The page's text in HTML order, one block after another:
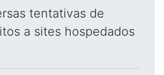
tentativas de
a sites hospedados